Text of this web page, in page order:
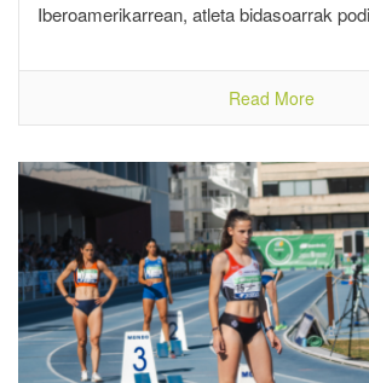
Iberoamerikarrean, atleta bidasoarrak
Read More